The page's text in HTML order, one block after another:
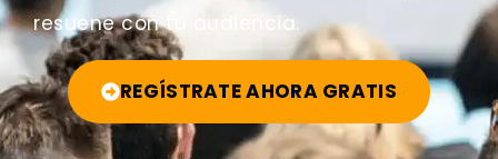
resuene con tu audiencia.
REGÍSTRATE AHORA GRATIS